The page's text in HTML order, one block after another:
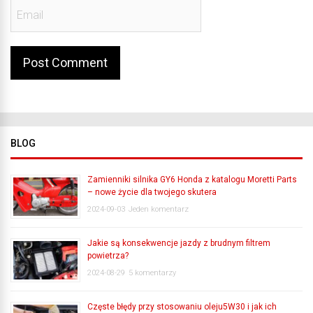
BLOG
Zamienniki silnika GY6 Honda z katalogu Moretti Parts
– nowe życie dla twojego skutera
2024-09-03 Jeden komentarz
Jakie są konsekwencje jazdy z brudnym filtrem
powietrza?
2024-08-29 5 komentarzy
Częste błędy przy stosowaniu oleju5W30 i jak ich